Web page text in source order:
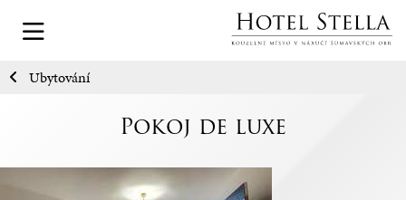
Ubytování
Pokoj de luxe